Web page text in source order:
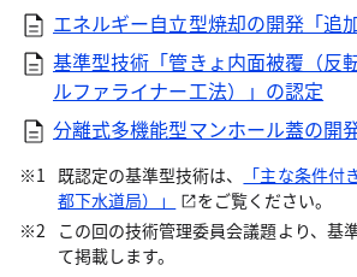
エネルギー自立型焼却の開発「追
基準型技術「管きょ内面被覆（反
ルファライナー工法）」の認定
分離式多機能型マンホール蓋の開
既認定の基準型技術は、
「主な条件付
都下水道局）」
をご覧ください。
この回の技術管理委員会議題より、基
て掲載します。